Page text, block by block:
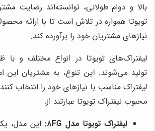
بالا و دوام طولانی، توانسته‌اند رضایت
تویوتا همواره در تلاش است تا با ارائه
نیازهای مشتریان خود را برآورده کند.
لیفتراک‌های تویوتا در انواع مختلف و با
تولید می‌شوند. این تنوع، به مشتریان این
لیفتراک مناسب با نیازهای خود را انتخاب
محبوب لیفتراک تویوتا عبارتند از:
لیفتراک تویوتا مدل 8FG:
این مدل،